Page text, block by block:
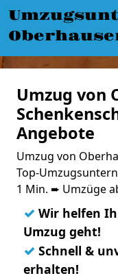
Umzug von
Angebote
Umzug von
Top-
1 Min. ➨ Umzüge
✓ Wir helfen
Umzug geht!
✓ Schnell &
erhalten!